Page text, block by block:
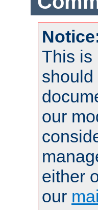
This is
our
either
our